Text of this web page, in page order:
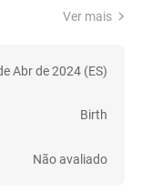
Ver mais
Abr de 2024 (ES)
Birth
Não avaliado